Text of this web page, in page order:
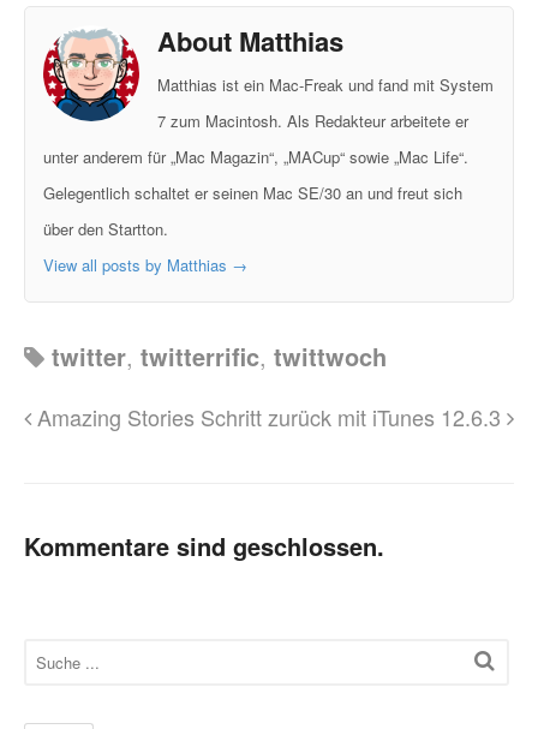
About Matthias
Matthias ist ein Mac-Freak und fand mit System
7 zum Macintosh. Als Redakteur arbeitete er
unter anderem für „Mac Magazin“, „MACup“ sowie „Mac Life“.
Gelegentlich schaltet er seinen Mac SE/30 an und freut sich
über den Startton.
View all posts by Matthias →
twitter, twitterrific, twittwoch
Amazing Stories Schritt zurück mit iTunes 12.6.3
Kommentare sind geschlossen.